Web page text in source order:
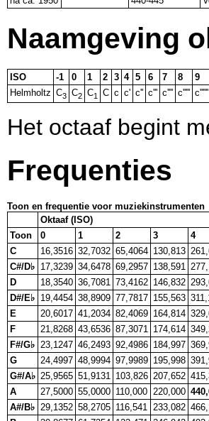
Naamgeving
ISO -1 0 1 2 3 4 5 6 7 8
9
Helmholtz C3 C2 C1 C c c' c'' c''' c'''' c''''' c''''''
Het octaaf begint
Frequenties
Toon en frequentie voor muziekinstrumenten
Oktaaf (ISO)
Toon
0 1 2 3 4
C
16,3516 32,7032 65,4064 130,813
C#/D♭ 17,3239 34,6478 69,2957 138,591
D
18,3540 36,7081 73,4162 146,832
D#/E♭ 19,4454 38,8909 77,7817 155,563
E
20,6017 41,2034 82,4069 164,814
F
21,8268 43,6536 87,3071 174,614
F#/G♭ 23,1247 46,2493 92,4986 184,997
G
24,4997 48,9994 97,9989 195,998
G#/A♭ 25,9565 51,9131 103,826 207,652
A
27,5000 55,0000 110,000 220,000
A#/B♭ 29,1352 58,2705 116,541 233,082